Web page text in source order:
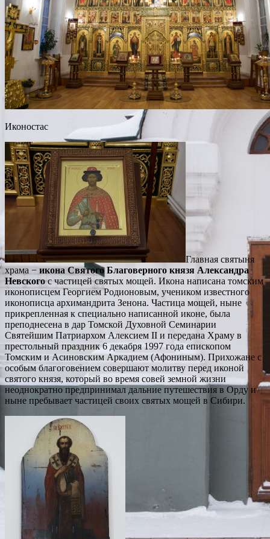
Иконостас
Главная святыня
храма − икона Святого Благоверного князя Александра
Невскогос частицей святых мощей. Икона написана томским
иконописцем Георгием Родионовым, учеником известного
иконописца архимандрита Зенона. Частица мощей, ныне
прикрепленная к специально написанной иконе, была
преподнесена в дар Томской Духовной Семинарии
Святейшим Патриархом Алексием II и передана Храму в
престольный праздник 6 декабря 1997 года епископом
Томским и Асиновским Аркадием (Афониным). Прихожане с
особым благоговением совершают молитву перед иконой
святого князя, который во время совей земной жизни
неоднократно предпринимал дальние путешествия в Орду и
ныне пребывает частицей своих святых мощей в Сибири.